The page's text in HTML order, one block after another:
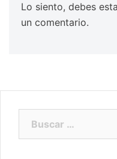
Lo siento, debes
un comentario.